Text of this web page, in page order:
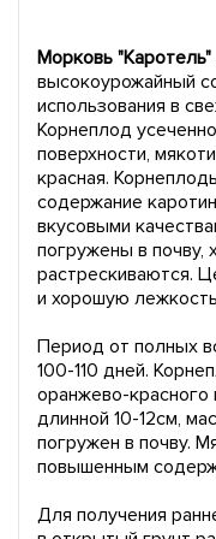
Морковь "Каротель"
высокоурожайный
использования в
Корнеплод
поверхности,
красная.
содержание
вкусовыми
погружены в почву,
растрескиваются.
и хорошую
Период от полных
100-110 дней.
оранжево-красного
длинной 10-12см,
погружен в почву.
повышенным
Для получения